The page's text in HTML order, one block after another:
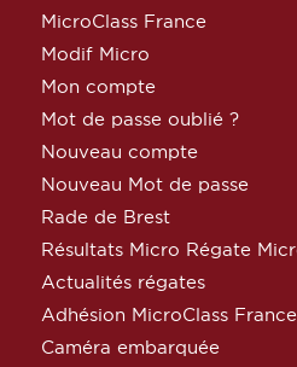
MicroClass France
Modif Micro
Mon compte
Mot de passe oublié ?
Nouveau compte
Nouveau Mot de passe
Rade de Brest
Résultats Micro Régate
Actualités régates
Adhésion MicroClass France
Caméra embarquée